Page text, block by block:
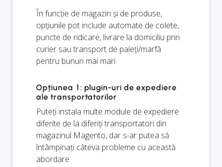
În funcție de magazin și de produse,
opțiunile pot include automate de colete,
puncte de ridicare, livrare la domiciliu prin
curier sau transport de paleți/marfă
pentru bunuri mai mari.
Opțiunea 1: plugin-uri de expediere
ale transportatorilor
Puteți instala multe module de expediere
diferite de la diferiți transportatori din
magazinul Magento, dar s-ar putea să
întâmpinați câteva probleme cu această
abordare: